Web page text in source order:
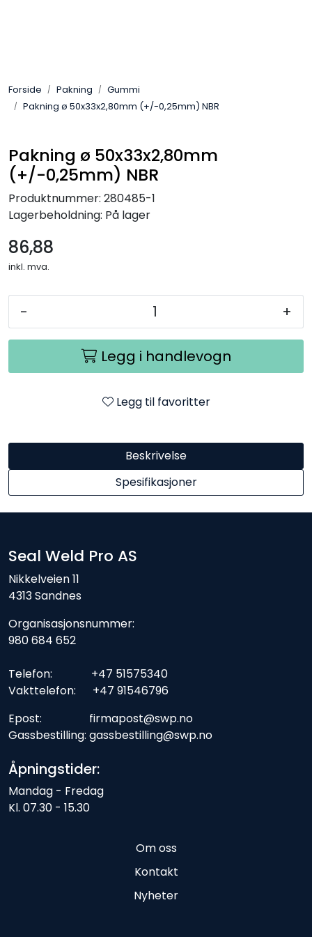
Forside Pakning
Gummi
Pakning ø 50x33x2,80mm (+/-0,25mm) NBR
Pakning ø 50x33x2,80mm
(+/-0,25mm) NBR
Produktnummer: 280485-1
Lagerbeholdning: På lager
86,88
inkl. mva.
- +
Legg i handlevogn
Legg til favoritter
Beskrivelse
Spesifikasjoner
Seal Weld Pro AS
Nikkelveien 11
4313 Sandnes
Organisasjonsnummer:
980 684 652
Telefon: +47 51575340
Vakttelefon: +47 91546796
Epost: firmapost@swp.no
Gassbestilling: gassbestilling@swp.no
Åpningstider:
Mandag - Fredag
Kl. 07.30 - 15.30
Om oss
Kontakt
Nyheter
Pakning
Automasjon
Slitasjeteknikk
Verneutstyr